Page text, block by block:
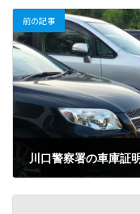
前の記事
川口警察署の車庫証